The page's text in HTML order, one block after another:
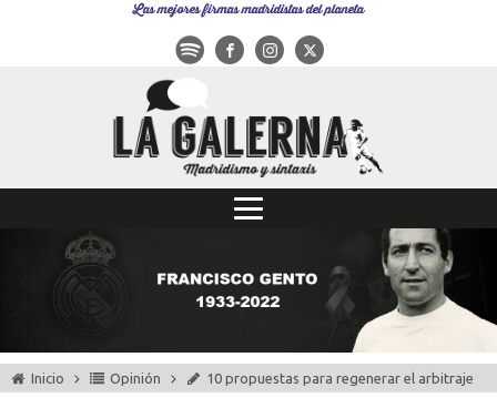
Las mejores firmas madridistas del planeta
Inicio Opinión 10 propuestas para regenerar el arbitraje